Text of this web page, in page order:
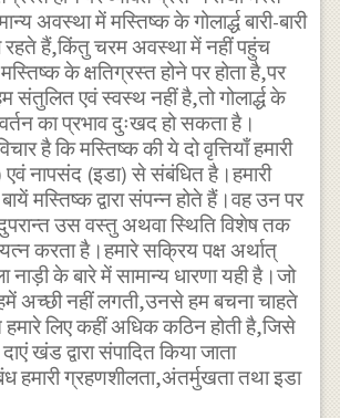
अवस्था में मस्तिष्क के गोलार्द्ध बारी-बारी
रहते हैं,किंतु चरम अवस्था में नहीं पहुंच
के क्षतिग्रस्त होने पर होता है,पर
संतुलित एवं स्वस्थ नहीं है,तो गोलार्द्ध के
का प्रभाव दुःखद हो सकता है।
है कि मस्तिष्क की ये दो वृत्तियाँ हमारी
एवं नापसंद (इडा) से संबंधित है।हमारी
मस्तिष्क द्वारा संपन्न होते हैं।वह उन पर
उस वस्तु अथवा स्थिति विशेष तक
करता है।हमारे सक्रिय पक्ष अर्थात्
नाड़ी के बारे में सामान्य धारणा यही है।जो
हमें अच्छी नहीं लगती,उनसे हम बचना चाहते
लिए कहीं अधिक कठिन होती है,जिसे
खंड द्वारा संपादित किया जाता
हमारी ग्रहणशीलता,अंतर्मुखता तथा इडा